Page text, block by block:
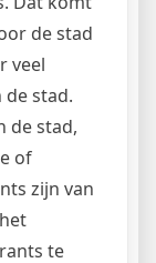
de stad
veel
stad.
de stad,
of
zijn van
te